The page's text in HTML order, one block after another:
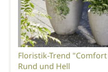
Floristik-Trend
Rund und Hell